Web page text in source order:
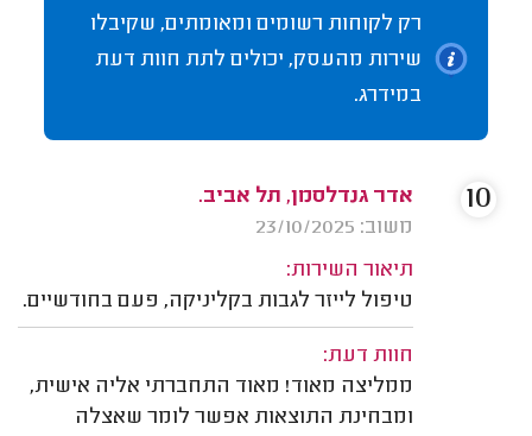
רק לקוחות רשומים ומאומתים, שקיבלו
שירות מהעסק, יכולים לתת חוות דעת
במידרג.
אדר גנדלסמן, תל אביב.
משוב: 23/10/2025
תיאור השירות:
טיפול לייזר לגבות בקליניקה, פעם בחודשיים.
חוות דעת:
ממליצה מאוד! מאוד התחברתי אליה אישית,
ומבחינת התוצאות אפשר לומר שאצלה
10